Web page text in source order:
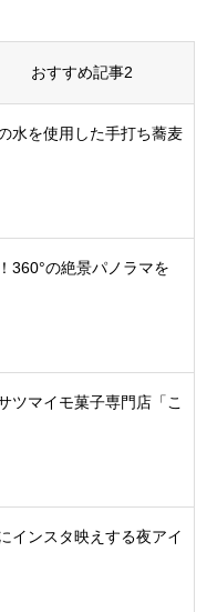
おすすめ記事2
水を使用した手打ち蕎麦
360°の絶景パノラマを
ツマイモ菓子専門店「こ
インスタ映えする夜アイ